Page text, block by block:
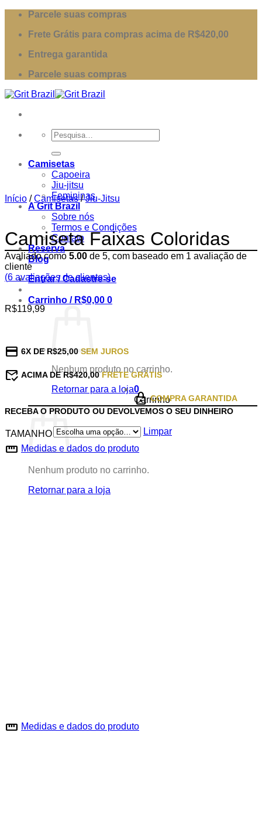
Skip
content
Parcele suas compras
Frete Grátis para compras acima de R$420,00
Entrega garantida
Parcele suas compras
Pesquisar
por:
Camisetas
Capoeira
Jiu-jitsu
Femininas
A Grit Brazil
Sobre nós
Termos e Condições
Contato
Reserva
Blog
Entrar / Cadastre-se
Carrinho / R$0,00 0
Nenhum produto no carrinho.
Retornar para a loja0
Carrinho
Nenhum produto no carrinho.
Retornar para a loja
Início / Camisetas / Jiu-Jitsu
Camiseta Faixas Coloridas
Avaliado como 5.00 de 5, com baseado em 1 avaliação de
cliente
(6 avaliações de clientes)
R$119,99
credit_card 6X DE R$25,00 SEM JUROS
mark_email_read ACIMA DE R$420,00 FRETE GRÁTIS
lock COMPRA GARANTIDA
RECEBA O PRODUTO OU DEVOLVEMOS O SEU DINHEIRO
TAMANHO Limpar
straighten Medidas e dados do produto
straighten Medidas e dados do produto